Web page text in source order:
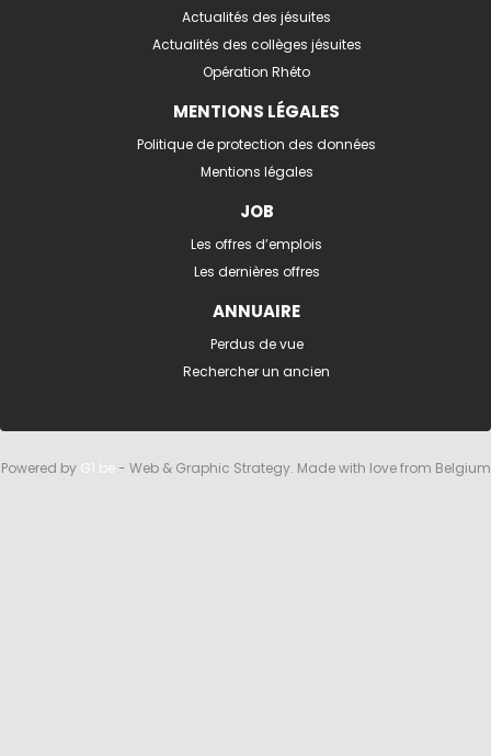
Actualités des jésuites
Actualités des collèges jésuites
Opération Rhéto
MENTIONS LÉGALES
Politique de protection des données
Mentions légales
JOB
Les offres d’emplois
Les dernières offres
ANNUAIRE
Perdus de vue
Rechercher un ancien
Powered by G1.be- Web & Graphic Strategy. Made with love from Belgium